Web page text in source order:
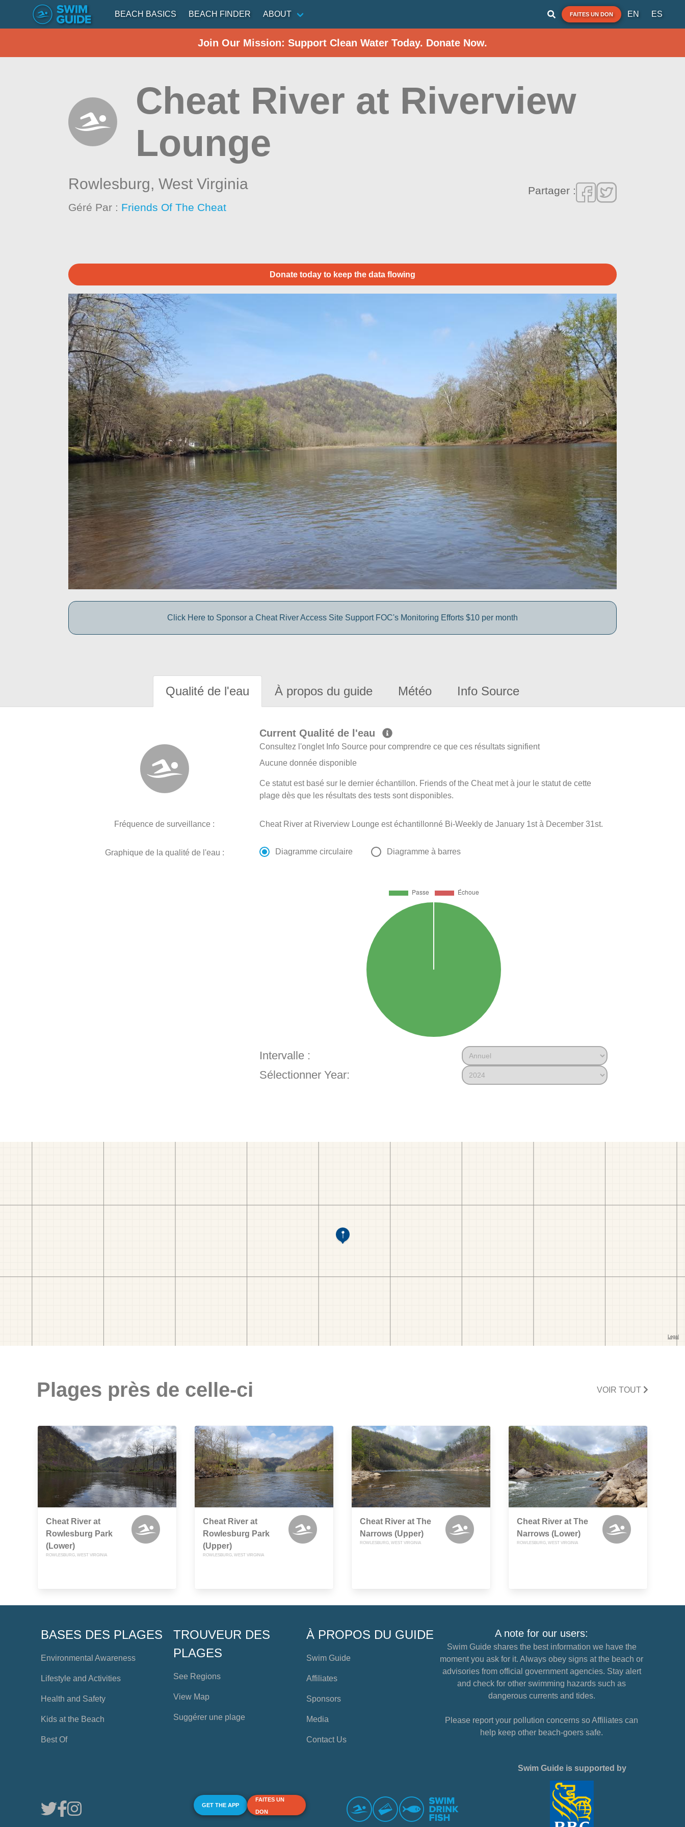
BEACH BASICS BEACH FINDER ABOUT FAITES UN DON EN ES
Join Our Mission: Support Clean Water Today. Donate Now.
Cheat River at Riverview
Lounge
Rowlesburg,West Virginia
Géré Par : Friends Of The Cheat
Partager :
Donate today to keep the data flowing
Click Here to Sponsor a Cheat River Access Site Support FOC's Monitoring Efforts $10 per month
Qualité de l'eau À propos du guide Météo Info Source
Current Qualité de l'eau
Consultez l'onglet Info Source pour comprendre ce que ces résultats signifient
Aucune donnée disponible
Ce statut est basé sur le dernier échantillon. Friends of the Cheat met à jour le statut de cette
plage dès que les résultats des tests sont disponibles.
Fréquence de surveillance : Cheat River at Riverview Lounge est échantillonné Bi-Weekly de January 1st à December 31st.
Graphique de la qualité de l'eau : Diagramme circulaire Diagramme à barres
Intervalle :
Sélectionner Year:
Plages près de celle-ci VOIR TOUT
Cheat River at
Rowlesburg Park
(Lower)
ROWLESBURG, WEST VIRGINIA
Cheat River at
Rowlesburg Park
(Upper)
ROWLESBURG, WEST VIRGINIA
Cheat River at The
Narrows (Upper)
ROWLESBURG, WEST VIRGINIA
Cheat River at The
Narrows (Lower)
ROWLESBURG, WEST VIRGINIA
BASES DES PLAGES
Environmental Awareness
Lifestyle and Activities
Health and Safety
Kids at the Beach
Best Of
TROUVEUR DES
PLAGES
See Regions
View Map
Suggérer une plage
À PROPOS DU GUIDE
Swim Guide
Affiliates
Sponsors
Media
Contact Us
A note for our users:
Swim Guide shares the best information we have the
moment you ask for it. Always obey signs at the beach or
advisories from official government agencies. Stay alert
and check for other swimming hazards such as
dangerous currents and tides.
Please report your pollution concerns so Affiliates can
help keep other beach-goers safe.
GET THE APP
FAITES UN
DON
Swim Guide is supported by